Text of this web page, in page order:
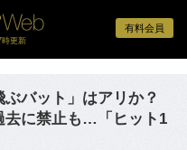
有料会員
更新
バット」はアリか？
去に禁止も…「ヒット1